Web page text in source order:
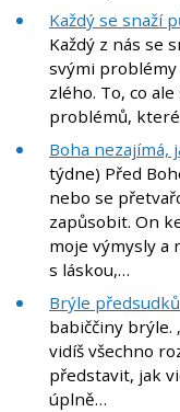
Každý se snaží
Každý z nás se
svými problémy
zlého. To, co
problémů,
Boha nezajímá,
týdne) Před
nebo se
zapůsobit. On
moje výmysly a
s láskou,…
Brýle předsudků
babiččiny brýle.
vidíš všechno
představit, jak
úplně…